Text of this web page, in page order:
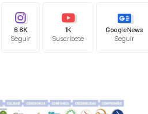
6.6K
Seguir
1K
Suscríbete
Google News
Seguir